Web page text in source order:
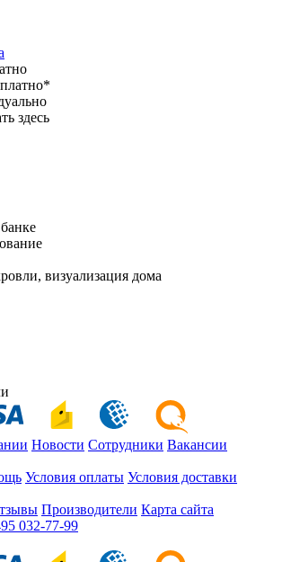
здесь
визуализация дома
Новости Сотрудники Вакансии
Условия оплаты Условия доставки
Производители Карта сайта
032-77-99